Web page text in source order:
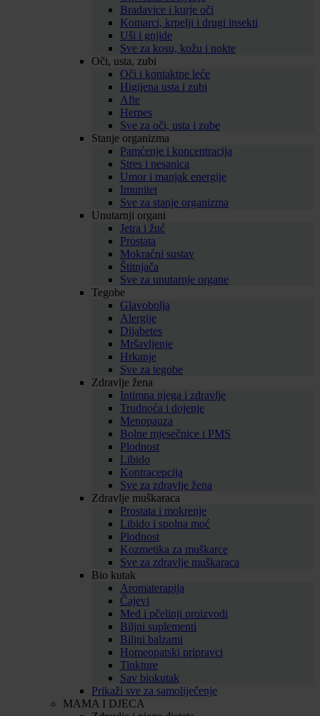
Bradavice i kurje oči
Komarci, krpelji i drugi insekti
Uši i gnjide
Sve za kosu, kožu i nokte
Oči, usta, zubi
Oči i kontaktne leće
Higijena usta i zubi
Afte
Herpes
Sve za oči, usta i zube
Stanje organizma
Pamćenje i koncentracija
Stres i nesanica
Umor i manjak energije
Imunitet
Sve za stanje organizma
Unutarnji organi
Jetra i žuć
Prostata
Mokraćni sustav
Štitnjača
Sve za unutarnje organe
Tegobe
Glavobolja
Alergije
Dijabetes
Mršavljenje
Hrkanje
Sve za tegobe
Zdravlje žena
Intimna njega i zdravlje
Trudnoća i dojenje
Menopauza
Bolne mjesečnice i PMS
Plodnost
Libido
Kontracepcija
Sve za zdravlje žena
Zdravlje muškaraca
Prostata i mokrenje
Libido i spolna moć
Plodnost
Kozmetika za muškarce
Sve za zdravlje muškaraca
Bio kutak
Aromaterapija
Čajevi
Med i pčelinji proizvodi
Biljni suplementi
Biljni balzami
Homeopatski pripravci
Tinkture
Sav biokutak
Prikaži sve za samoliječenje
MAMA I DJECA